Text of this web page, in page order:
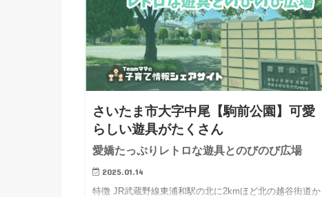
さいたま市大字中尾【駒前公園】可愛
らしい遊具がたくさん
愛嬌たっぷりレトロな遊具とのびのび広場
2025.01.14
特徴 JR武蔵野線東浦和駅の北に2kmほど北の越谷街道か